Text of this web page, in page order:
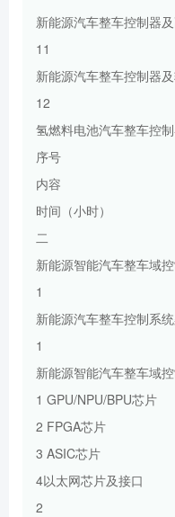
新能源汽车整车控制器
11
新能源汽车整车控制器
12
氢燃料电池汽车整车控
序号
内容
时间（小时）
二
新能源智能汽车整车域
1
新能源汽车整车控制系
1
新能源智能汽车整车域
1 GPU/NPU/BPU芯片
2 FPGA芯片
3 ASIC芯片
4以太网芯片及接口
2